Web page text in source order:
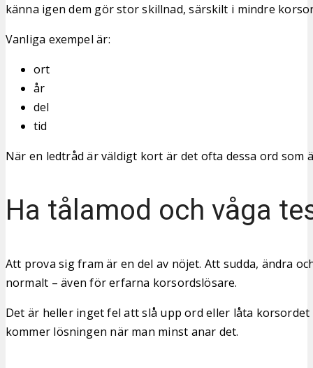
känna igen dem gör stor skillnad, särskilt i mindre
Vanliga exempel är:
ort
år
del
tid
När en ledtråd är väldigt kort är det ofta dessa ord som
Ha tålamod och våga
Att prova sig fram är en del av nöjet. Att sudda, ändra
normalt – även för erfarna korsordslösare.
Det är heller inget fel att slå upp ord eller låta korsordet
kommer lösningen när man minst anar det.